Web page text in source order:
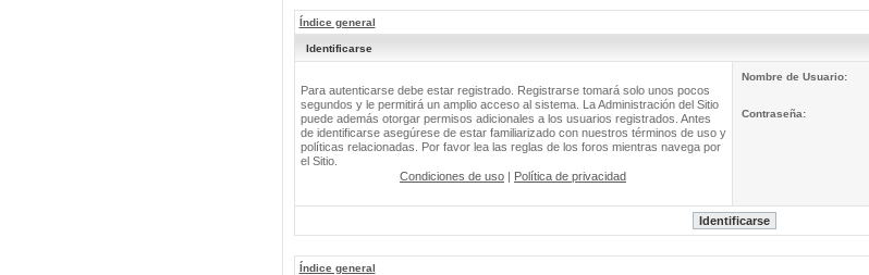
Índice general
Identificarse
Para autenticarse debe estar registrado. Registrarse tomará solo unos pocos
segundos y le permitirá un amplio acceso al sistema. La Administración del Sitio
puede además otorgar permisos adicionales a los usuarios registrados. Antes
de identificarse asegúrese de estar familiarizado con nuestros términos de uso y
políticas relacionadas. Por favor lea las reglas de los foros mientras navega por
el Sitio.
Condiciones de uso | Política de privacidad
Nombre de Usuario:
Contraseña:
Índice general